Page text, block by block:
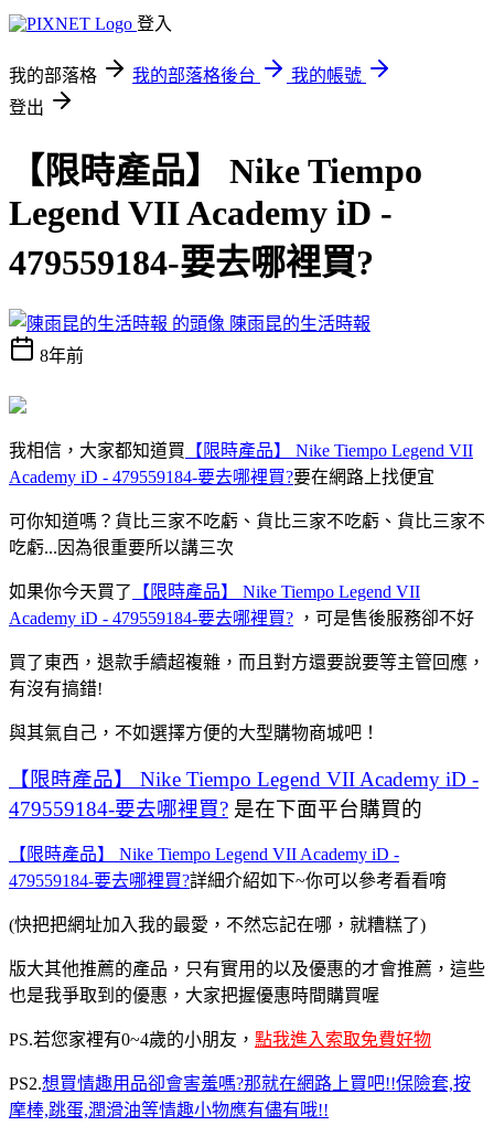
登入
我的部落格 我的部落格後台
我的帳號
登出
【限時產品】 Nike Tiempo
Legend VII Academy iD -
479559184-要去哪裡買?
陳雨昆的生活時報
8年前
我相信，大家都知道買 【限時產品】 Nike Tiempo Legend VII
Academy iD - 479559184-要去哪裡買?要在網路上找便宜
可你知道嗎？貨比三家不吃虧、貨比三家不吃虧、貨比三家不
吃虧...因為很重要所以講三次
如果你今天買了
【限時產品】 Nike Tiempo Legend VII
Academy iD - 479559184-要去哪裡買? ，可是售後服務卻不好
買了東西，退款手續超複雜，而且對方還要說要等主管回應，
有沒有搞錯!
與其氣自己，不如選擇方便的大型購物商城吧！
【限時產品】 Nike Tiempo Legend VII Academy iD -
479559184-要去哪裡買? 是在下面平台購買的
【限時產品】 Nike Tiempo Legend VII Academy iD -
479559184-要去哪裡買?詳細介紹如下~你可以參考看看唷
(快把把網址加入我的最愛，不然忘記在哪，就糟糕了)
版大其他推薦的產品，只有實用的以及優惠的才會推薦，這些
也是我爭取到的優惠，大家把握優惠時間購買喔
PS.若您家裡有0~4歲的小朋友， 點我進入索取免費好物
PS2.想買情趣用品卻會害羞嗎?那就在網路上買吧!!保險套,按
摩棒,跳蛋,潤滑油等情趣小物應有儘有哦!!